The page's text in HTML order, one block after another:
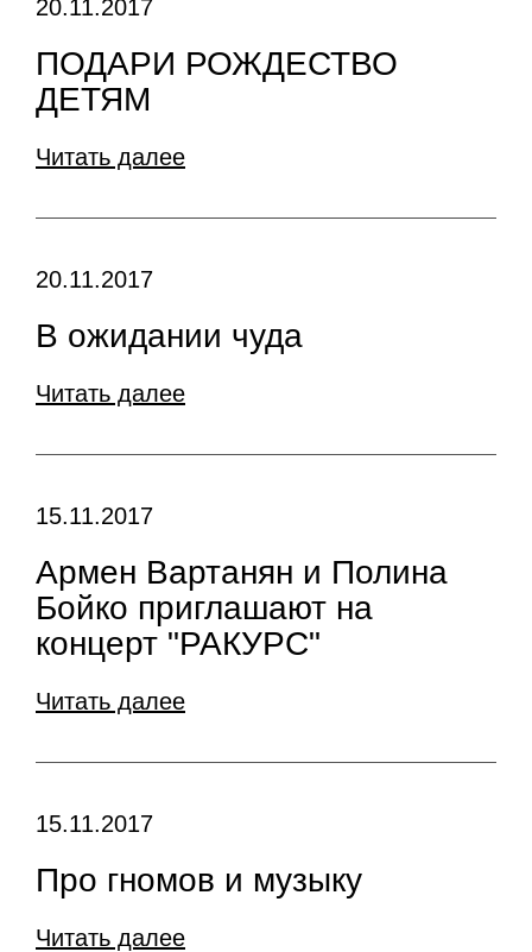
20.11.2017
ПОДАРИ РОЖДЕСТВО
ДЕТЯМ
Читать далее
20.11.2017
В ожидании чуда
Читать далее
15.11.2017
Армен Вартанян и Полина
Бойко приглашают на
концерт "РАКУРС"
Читать далее
15.11.2017
Про гномов и музыку
Читать далее